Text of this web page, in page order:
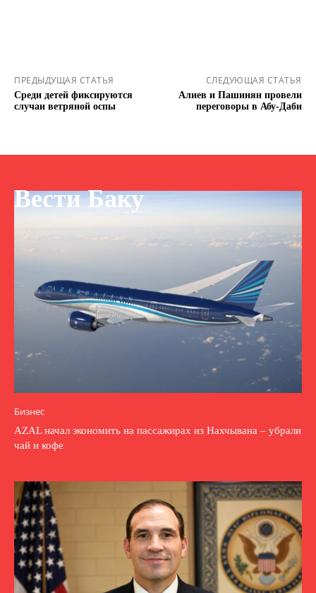
ПРЕДЫДУЩАЯ СТАТЬЯ
Среди детей фиксируются
случаи ветряной оспы
СЛЕДУЮЩАЯ СТАТЬЯ
Алиев и Пашинян провели
переговоры в Абу-Даби
Вести Баку
Бизнес
AZAL начал экономить на пассажирах из Нахчывана – убрали
чай и кофе